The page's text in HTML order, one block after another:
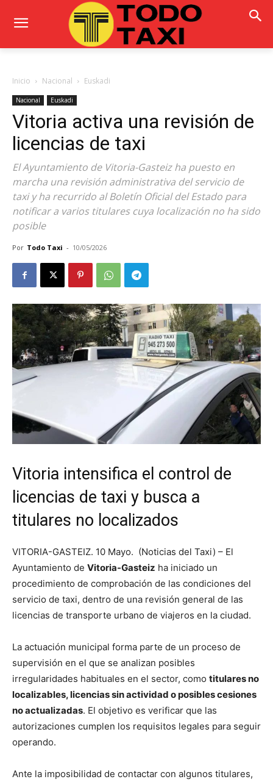
Inicio Nacional Euskadi
Nacional Euskadi
Vitoria activa una revisión de
licencias de taxi
El Ayuntamiento de Vitoria-Gasteiz ha puesto en
marcha una revisión administrativa del servicio de
taxi y ha recurrido al Boletín Oficial del Estado para
notificar a varios titulares cuya localización no ha sido
posible
Por Todo Taxi - 10/05/2026
Vitoria intensifica el control de
licencias de taxi y busca a
titulares no localizados
VITORIA-GASTEIZ. 10 Mayo. (Noticias del Taxi) – El
Ayuntamiento de Vitoria-Gasteiz ha iniciado un
procedimiento de comprobación de las condiciones del
servicio de taxi, dentro de una revisión general de las
licencias de transporte urbano de viajeros en la ciudad.
La actuación municipal forma parte de un proceso de
supervisión en el que se analizan posibles
irregularidades habituales en el sector, como titulares no
localizables, licencias sin actividad o posibles cesiones
no actualizadas. El objetivo es verificar que las
autorizaciones cumplen los requisitos legales para seguir
operando.
Ante la imposibilidad de contactar con algunos titulares,